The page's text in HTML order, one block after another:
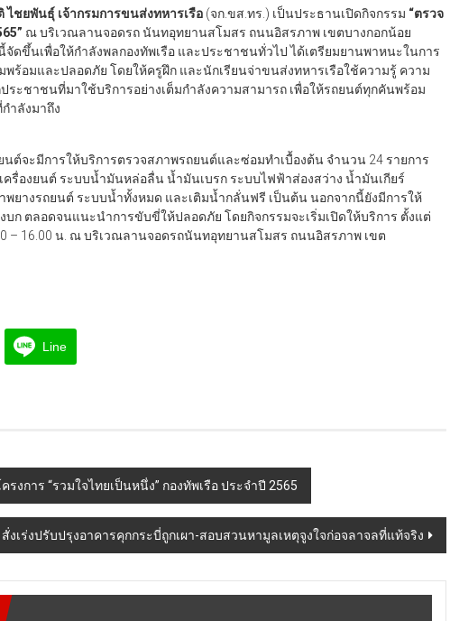
ไชยพันธุ์ เจ้ากรมการขนส่งทหารเรือ (จก.ขส.ทร.) เป็นประธานเปิดกิจกรรม “ตรวจ
ณ บริเวณลานจอดรถ นันทอุทยานสโมสร ถนนอิสรภาพ เขตบางกอกน้อย
จัดขึ้นเพื่อให้กำลังพลกองทัพเรือ และประชาชนทั่วไป ได้เตรียมยานพาหนะในการ
พร้อมและปลอดภัย โดยให้ครูฝึก และนักเรียนจ่าขนส่งทหารเรือใช้ความรู้ ความ
ะชาชนที่มาใช้บริการอย่างเต็มกำลังความสามารถ เพื่อให้รถยนต์ทุกคันพร้อม
ำลังมาถึง
ต์จะมีการให้บริการตรวจสภาพรถยนต์และซ่อมทำเบื้องต้น จำนวน 24 รายการ
ครื่องยนต์ ระบบน้ำมันหล่อลื่น น้ำมันเบรก ระบบไฟฟ้าส่องสว่าง น้ำมันเกียร์
พยางรถยนต์ ระบบน้ำทั้งหมด และเติมน้ำกลั่นฟรี เป็นต้น นอกจากนี้ยังมีการให้
บก ตลอดจนแนะนำการขับขี่ให้ปลอดภัย โดยกิจกรรมจะเริ่มเปิดให้บริการ ตั้งแต่
– 16.00 น. ณ บริเวณลานจอดรถนันทอุทยานสโมสร ถนนอิสรภาพ เขต
Line
งการ “รวมใจไทยเป็นหนึ่ง” กองทัพเรือ ประจำปี 2565
สั่งเร่งปรับปรุงอาคารคุกกระบี่ถูกเผา-สอบสวนหามูลเหตุจูงใจก่อจลาจลที่แท้จริง